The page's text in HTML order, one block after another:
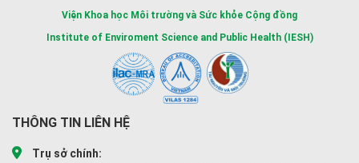
Viện Khoa học Môi trường và Sức khỏe Cộng đồng
Institute of Enviroment Science and Public Health (IESH)
THÔNG TIN LIÊN HỆ
Trụ sở chính: